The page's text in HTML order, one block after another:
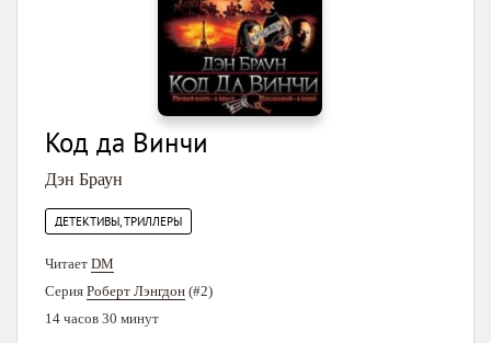
Код да Винчи
Дэн Браун
ДЕТЕКТИВЫ, ТРИЛЛЕРЫ
Читает DM
Серия Роберт Лэнгдон (#2)
14 часов 30 минут